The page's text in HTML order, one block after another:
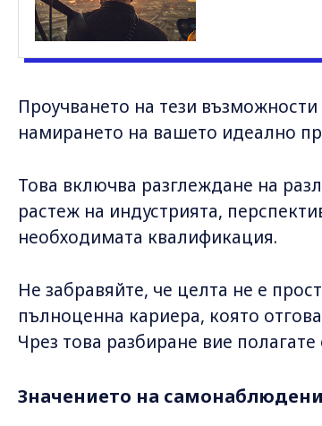
Проучването на тези
намирането на вашето идеално
Това включва разглеждане на
растеж на индустрията,
необходимата квалификация.
Не забравяйте, че целта не е
пълноценна кариера, която
Чрез това разбиране вие
Значението на